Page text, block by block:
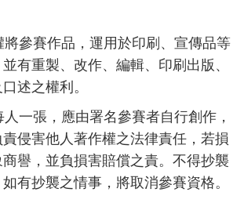
將參賽作品，運用於印刷、宣傳品等
有重製、改作、編輯、印刷出版、
述之權利。
一張，應由署名參賽者自行創作，
侵害他人著作權之法律責任，若損
譽，並負損害賠償之責。不得抄襲
有抄襲之情事，將取消參賽資格。